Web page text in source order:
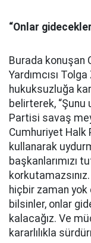
“Onlar
Burada konuşan
Yardımcısı
hukuksuzluğa
belirterek, “Şunu
Partisi savaş
Cumhuriyet Halk
kullanarak
başkanlarımızı
hiçbir zaman
bilsinler, onlar
kalacağız. Ve
kararlılıkla